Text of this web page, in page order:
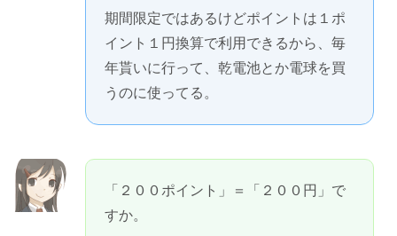
期間限定ではあるけどポイントは１ポ
イント１円換算で利用できるから、毎
年貰いに行って、乾電池とか電球を買
うのに使ってる。
「２００ポイント」＝「２００円」で
すか。